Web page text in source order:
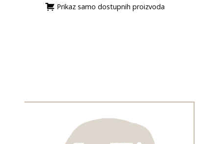
Prikaz samo dostupnih proizvoda